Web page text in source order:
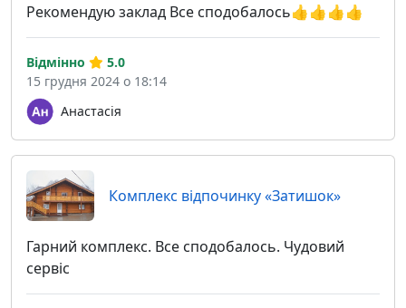
Рекомендую заклад Все сподобалось👍👍👍👍
Анастасія
Відмінно
5.0
15 грудня 2024 о 18:14
Комплекс відпочинку «Затишок»
Гарний комплекс. Все сподобалось. Чудовий
сервіс